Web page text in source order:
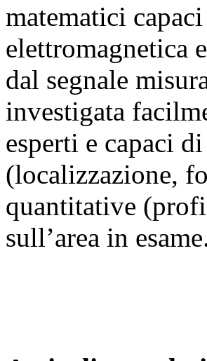
matematici
elettromagnetica
dal segnale
investigata
esperti e capaci
(localizzazione,
quantitative
sull’area in